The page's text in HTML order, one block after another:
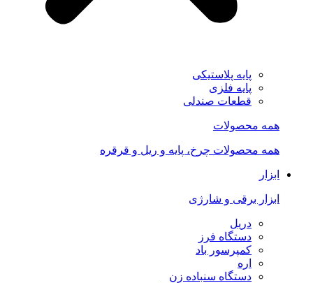
پایه پلاستیکی
پایه فلزی
قطعات صندلی
همه محصولات
همه محصولات چرخ، پایه و ریل و قرقره
ابزار
ابزار برقی و شارژی
دریل
دستگاه فرز
کمپرسور باد
اره
دستگاه سنباده زن